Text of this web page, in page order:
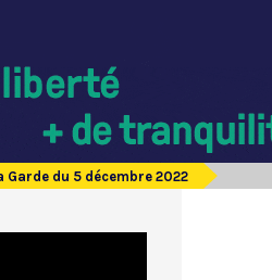
Garde du 5 décembre 2022